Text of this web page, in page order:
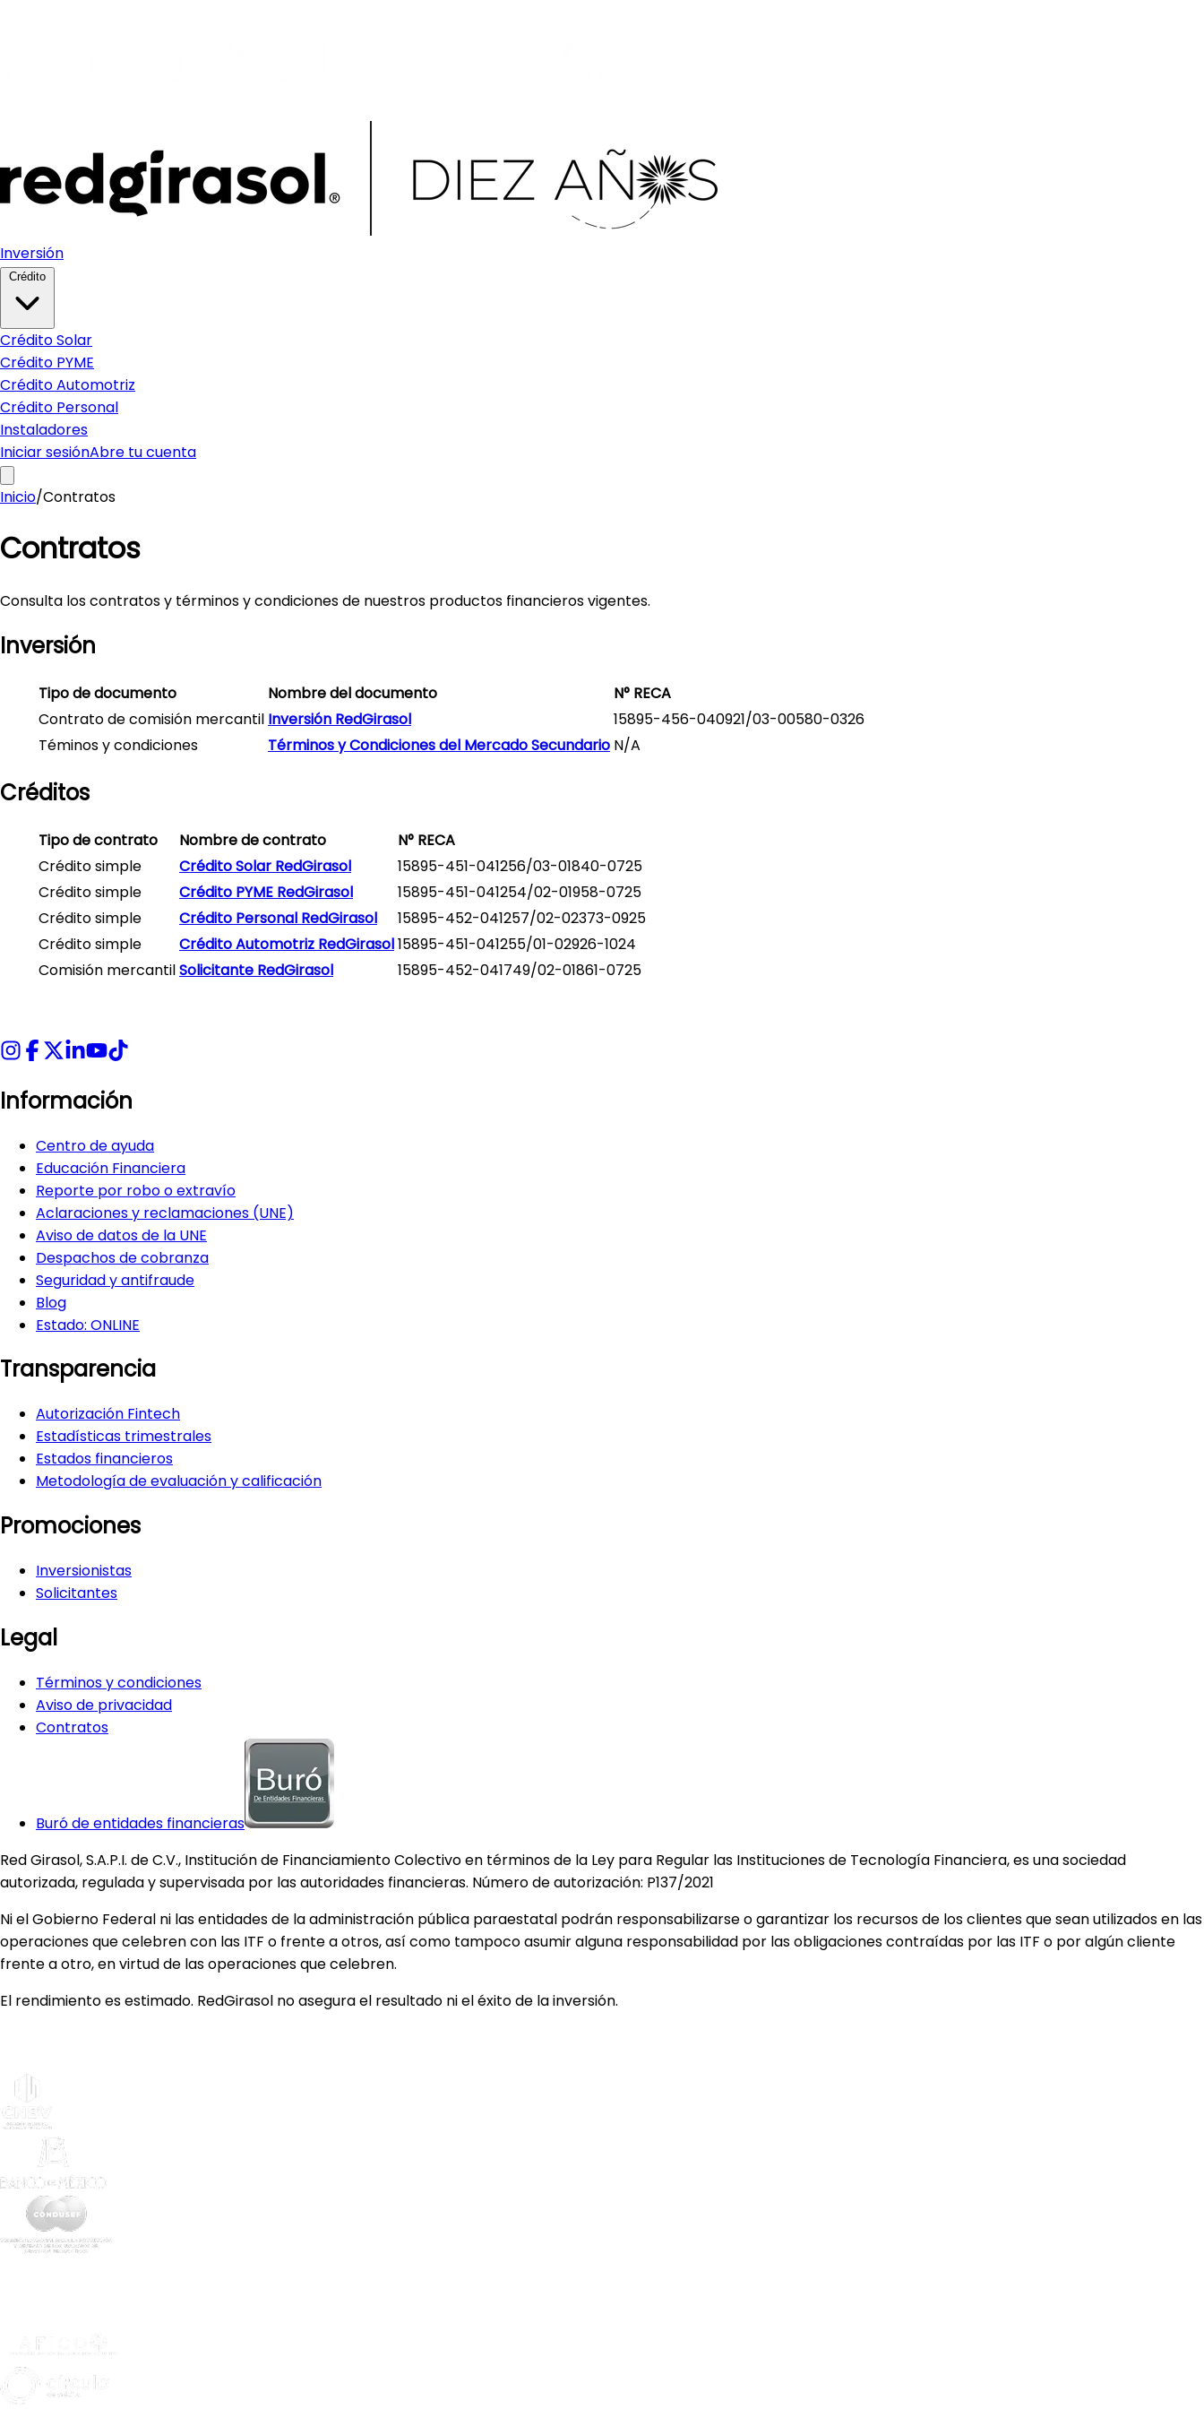
Inversión
Crédito Solar
Crédito PYME
Crédito Automotriz
Crédito Personal
Instaladores
Iniciar sesiónAbre tu cuenta
Inicio/Contratos
Contratos
Consulta los contratos y términos y condiciones de nuestros productos financieros vigentes.
Inversión
Tipo de documento Nombre del documento
N° RECA
Contrato de comisión mercantil Inversión RedGirasol
15895-456-040921/03-00580-0326
Téminos y condiciones
Términos y Condiciones del Mercado Secundario N/A
Créditos
Tipo de contrato Nombre de contrato
N° RECA
Crédito simple
Crédito Solar RedGirasol
15895-451-041256/03-01840-0725
Crédito simple
Crédito PYME RedGirasol
15895-451-041254/02-01958-0725
Crédito simple
Crédito Personal RedGirasol
15895-452-041257/02-02373-0925
Crédito simple
Crédito Automotriz RedGirasol15895-451-041255/01-02926-1024
Comisión mercantilSolicitante RedGirasol 15895-452-041749/02-01861-0725
Información
Centro de ayuda
Educación Financiera
Reporte por robo o extravío
Aclaraciones y reclamaciones (UNE)
Aviso de datos de la UNE
Despachos de cobranza
Seguridad y antifraude
Blog
Estado: ONLINE
Transparencia
Autorización Fintech
Estadísticas trimestrales
Estados financieros
Metodología de evaluación y calificación
Promociones
Inversionistas
Solicitantes
Legal
Términos y condiciones
Aviso de privacidad
Contratos
Buró de entidades financieras
Red Girasol, S.A.P.I. de C.V., Institución de Financiamiento Colectivo en términos de la Ley para Regular las Instituciones de Tecnología Financiera, es una sociedad
autorizada, regulada y supervisada por las autoridades financieras. Número de autorización: P137/2021
Ni el Gobierno Federal ni las entidades de la administración pública paraestatal podrán responsabilizarse o garantizar los recursos de los clientes que sean utilizados en las
operaciones que celebren con las ITF o frente a otros, así como tampoco asumir alguna responsabilidad por las obligaciones contraídas por las ITF o por algún cliente
frente a otro, en virtud de las operaciones que celebren.
El rendimiento es estimado. RedGirasol no asegura el resultado ni el éxito de la inversión.